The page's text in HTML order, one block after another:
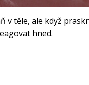
v těle, ale když
hned.